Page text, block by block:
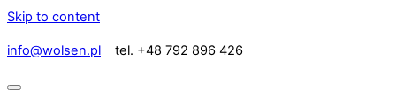
Skip to content
info@wolsen.pl tel. +48 792 896 426